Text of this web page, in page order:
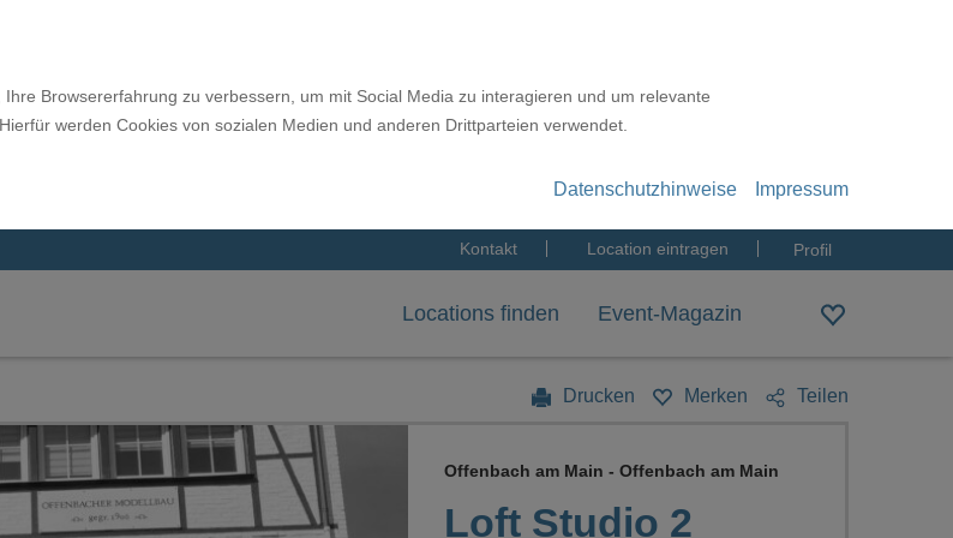
Browsererfahrung zu verbessern, um mit Social Media zu interagieren und um relevante
werden Cookies von sozialen Medien und anderen Drittparteien verwendet.
Datenschutzhinweise Impressum
Kontakt Location eintragen Profil
Locations finden Event-Magazin
Drucken Merken Teilen
Loft Studio 2
Offenbach am Main - Offenbach am Main